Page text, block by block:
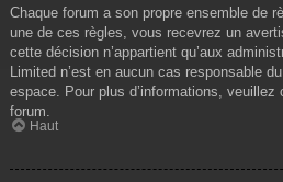
Chaque forum a son propre ensemble de
une de ces règles, vous recevrez un
cette décision n’appartient qu’aux
Limited n’est en aucun cas responsable
espace. Pour plus d’informations,
forum.
Haut